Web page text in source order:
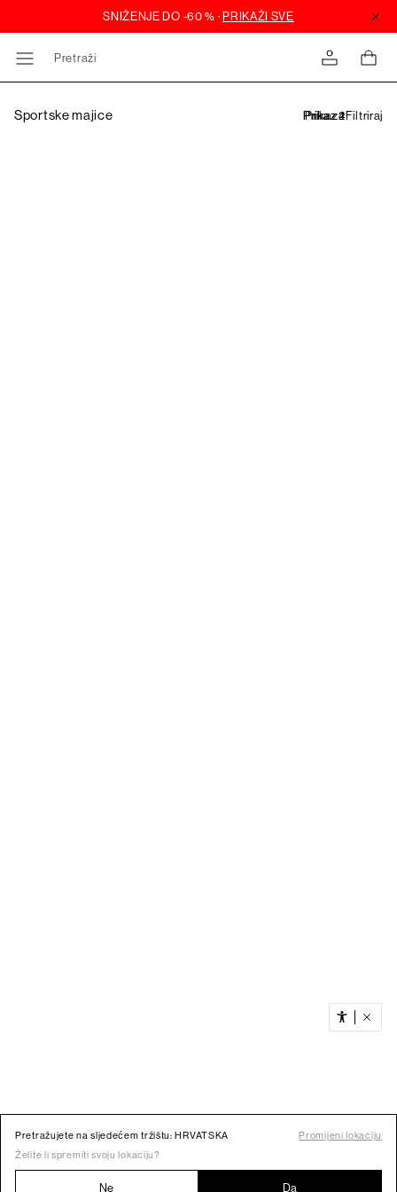
Pretraži
Sportske majice Filtriraj
Pretražujete na sljedećem tržištu: HRVATSKA
Promijeni lokaciju
Želite li spremiti svoju lokaciju?
Ne Da